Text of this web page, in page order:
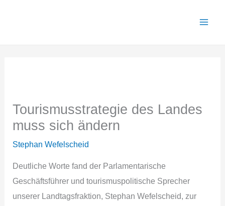
Tourismusstrategie des Landes
muss sich ändern
Stephan Wefelscheid
Deutliche Worte fand der Parlamentarische
Geschäftsführer und tourismuspolitische Sprecher
unserer Landtagsfraktion, Stephan Wefelscheid, zur